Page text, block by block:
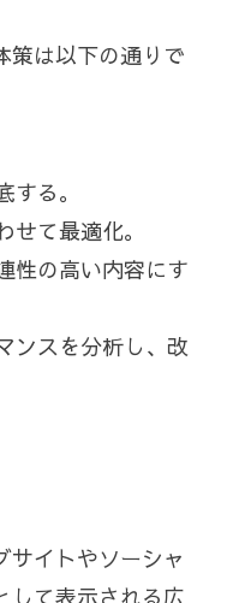
策は以下の通りで
る。
て最適化。
性の高い内容にす
ンスを分析し、改
サイトやソーシャ
して表示される広